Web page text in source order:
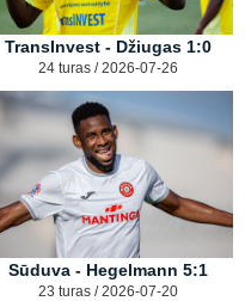
TransInvest - Džiugas 1:0
24 turas / 2026-07-26
Sūduva - Hegelmann 5:1
23 turas / 2026-07-20